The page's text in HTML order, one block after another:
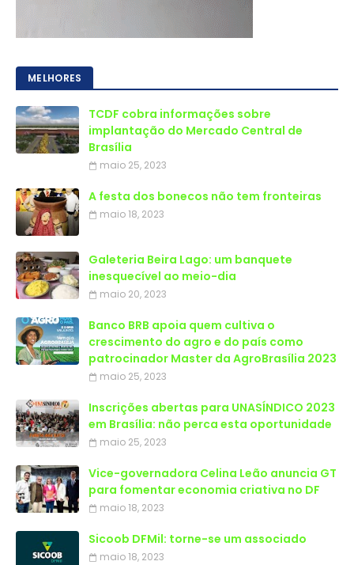
MELHORES
TCDF cobra informações sobre
implantação do Mercado Central de
Brasília
maio 25, 2023
A festa dos bonecos não tem fronteiras
maio 18, 2023
Galeteria Beira Lago: um banquete
inesquecível ao meio-dia
maio 20, 2023
Banco BRB apoia quem cultiva o
crescimento do agro e do país como
patrocinador Master da AgroBrasília 2023
maio 25, 2023
Inscrições abertas para UNASÍNDICO 2023
em Brasília: não perca esta oportunidade
maio 25, 2023
Vice-governadora Celina Leão anuncia GT
para fomentar economia criativa no DF
maio 18, 2023
Sicoob DFMil: torne-se um associado
maio 18, 2023